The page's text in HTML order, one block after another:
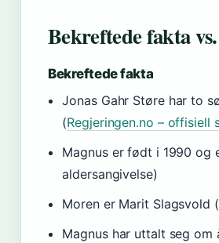
Bekreftede fakta
Bekreftede fakta
Jonas Gahr Støre har to
(Regjeringen.no – offisiell
Magnus er født i 1990 og
aldersangivelse)
Moren er Marit Slagsvold
Magnus har uttalt seg